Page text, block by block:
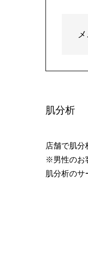
肌分析
店舗で肌分
※男性のお
肌分析のサ